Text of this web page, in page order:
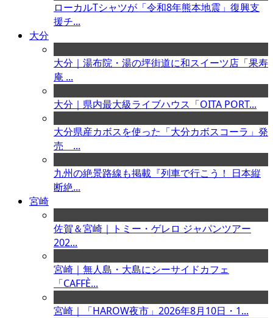
ローカルTシャツが「令和8年熊本地震」復興支
援チ...
大分
大分｜湯布院・湯の坪街道に和スイーツ店「果寿
庵 ...
大分｜県内最大級ライブハウス「OITA PORT...
大分県産カボスを使った「大分カボスコーラ」発
売 ...
九州の絶景路線も掲載『列車で行こう！ 日本縦
断絶...
宮崎
佐賀＆宮崎｜トミー・ゲレロ ジャパンツアー
202...
宮崎｜無人島・大島にシーサイドカフェ
「CAFFÈ...
宮崎｜「HAROW夜市」2026年8月10日・1...